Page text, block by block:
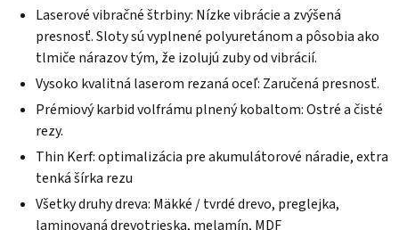
z
hviezdičiek.
Laserové vibračné štrbiny: Nízke vibrácie a zvýšená
presnosť. Sloty sú vyplnené polyuretánom a pôsobia ako
tlmiče nárazov tým, že izolujú zuby od vibrácií.
Vysoko kvalitná laserom rezaná oceľ: Zaručená presnosť.
Prémiový karbid volfrámu plnený kobaltom: Ostré a čisté
rezy.
Thin Kerf: optimalizácia pre akumulátorové náradie, extra
tenká šírka rezu
Všetky druhy dreva: Mäkké / tvrdé drevo, preglejka,
laminovaná drevotrieska, melamín, MDF